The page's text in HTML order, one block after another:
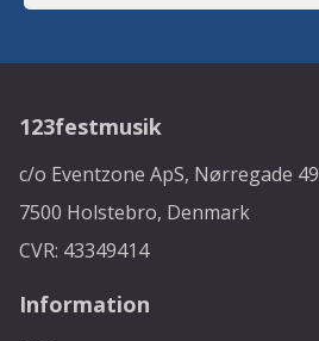
123festmusik
c/o Eventzone ApS, Nørregade 49
7500 Holstebro, Denmark
CVR: 43349414
Information